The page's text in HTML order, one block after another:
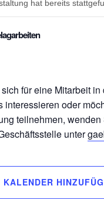
hat bereits
für eine Mitarbeit in
interessieren oder
teilnehmen,
unter
KALENDER